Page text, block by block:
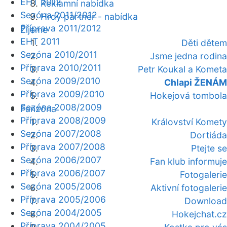
Reklamní nabídka
Hrdý partner - nabídka
Žijeme
Děti dětem
Jsme jedna rodina
Petr Koukal a Kometa
Chlapi ŽENÁM
Hokejová tombola
Fanzóna
Království Komety
Dortiáda
Ptejte se
Fan klub informuje
Fotogalerie
Aktivní fotogalerie
Download
Hokejchat.cz
Sezóna 2011/2012
Příprava 2011/2012
EHT 2011
Sezóna 2010/2011
Příprava 2010/2011
Sezóna 2009/2010
Příprava 2009/2010
Sezóna 2008/2009
Příprava 2008/2009
Sezóna 2007/2008
Příprava 2007/2008
Sezóna 2006/2007
Příprava 2006/2007
Sezóna 2005/2006
Příprava 2005/2006
Sezóna 2004/2005